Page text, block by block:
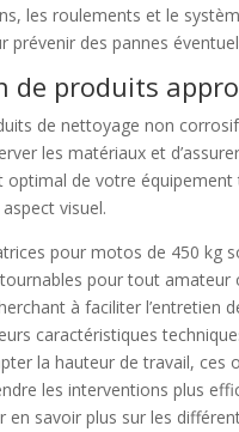
les roulements et le
prévenir des pannes
de produits
de nettoyage non
les matériaux et
optimal de votre équipement
visuel.
pour motos de 450 kg
pour tout amateur
à faciliter l’entretien
caractéristiques
la hauteur de travail, ces
les interventions plus
en savoir plus sur les